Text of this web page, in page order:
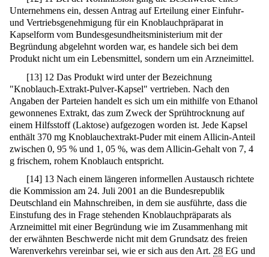
Unternehmens ein, dessen Antrag auf Erteilung einer Einfuhr-
und Vertriebsgenehmigung für ein Knoblauchpräparat in
Kapselform vom Bundesgesundheitsministerium mit der
Begründung abgelehnt worden war, es handele sich bei dem
Produkt nicht um ein Lebensmittel, sondern um ein Arzneimittel.
[13] 12 Das Produkt wird unter der Bezeichnung
"Knoblauch-Extrakt-Pulver-Kapsel" vertrieben. Nach den
Angaben der Parteien handelt es sich um ein mithilfe von Ethanol
gewonnenes Extrakt, das zum Zweck der Sprühtrocknung auf
einem Hilfsstoff (Laktose) aufgezogen worden ist. Jede Kapsel
enthält 370 mg Knoblauchextrakt-Puder mit einem Allicin-Anteil
zwischen 0, 95 % und 1, 05 %, was dem Allicin-Gehalt von 7, 4
g frischem, rohem Knoblauch entspricht.
[14] 13 Nach einem längeren informellen Austausch richtete
die Kommission am 24. Juli 2001 an die Bundesrepublik
Deutschland ein Mahnschreiben, in dem sie ausführte, dass die
Einstufung des in Frage stehenden Knoblauchpräparats als
Arzneimittel mit einer Begründung wie im Zusammenhang mit
der erwähnten Beschwerde nicht mit dem Grundsatz des freien
Warenverkehrs vereinbar sei, wie er sich aus den Art. 28 EG und